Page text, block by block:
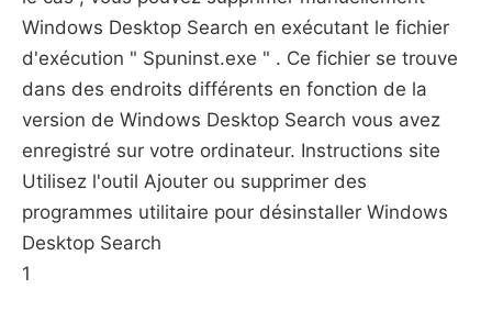
Windows Desktop Search en exécutant le fichier
d'exécution " Spuninst.exe " . Ce fichier se trouve
dans des endroits différents en fonction de la
version de Windows Desktop Search vous avez
enregistré sur votre ordinateur. Instructions site
Utilisez l'outil Ajouter ou supprimer des
programmes utilitaire pour désinstaller Windows
Desktop Search
1